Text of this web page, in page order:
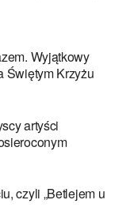
Wyjątkowy
Świętym Krzyżu
artyści
czyli „Betlejem u